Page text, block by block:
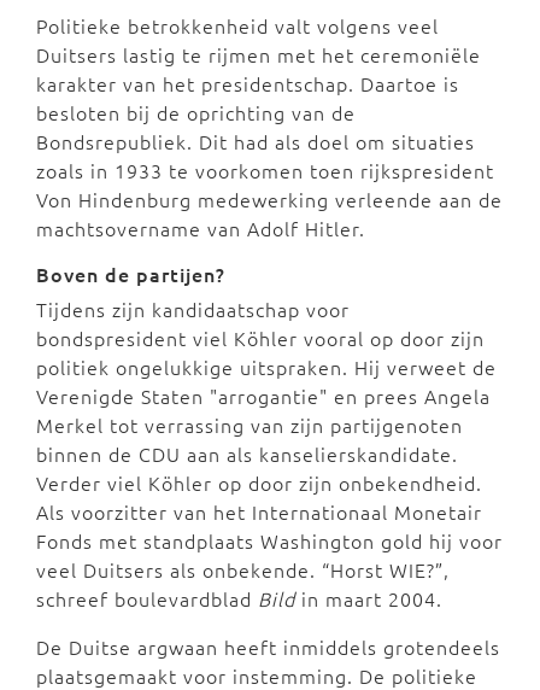
Politieke betrokkenheid valt volgens veel
Duitsers lastig te rijmen met het ceremoniële
karakter van het presidentschap. Daartoe is
besloten bij de oprichting van de
Bondsrepubliek. Dit had als doel om situaties
zoals in 1933 te voorkomen toen rijkspresident
Von Hindenburg medewerking verleende aan de
machtsovername van Adolf Hitler.
Boven de partijen?
Tijdens zijn kandidaatschap voor
bondspresident viel Köhler vooral op door zijn
politiek ongelukkige uitspraken. Hij verweet de
Verenigde Staten "arrogantie" en prees Angela
Merkel tot verrassing van zijn partijgenoten
binnen de CDU aan als kanselierskandidate.
Verder viel Köhler op door zijn onbekendheid.
Als voorzitter van het Internationaal Monetair
Fonds met standplaats Washington gold hij voor
veel Duitsers als onbekende. “Horst WIE?”,
schreef boulevardblad Bildin maart 2004.
De Duitse argwaan heeft inmiddels grotendeels
plaatsgemaakt voor instemming. De politieke